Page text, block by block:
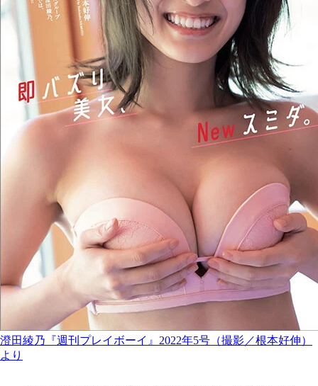
澄田綾乃『週刊プレイボーイ』2022年5号（撮影／根本好伸）
より